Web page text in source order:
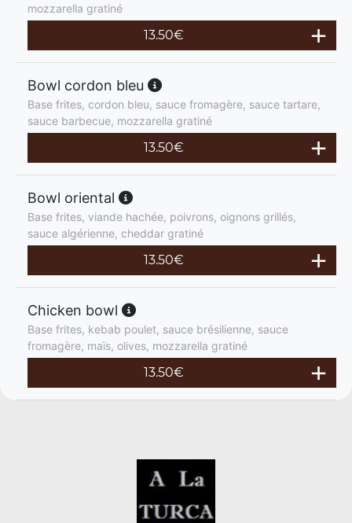
mozzarella gratiné
13.50€
Bowl cordon bleu
Base frites, cordon bleu, sauce fromagère, sauce tartare,
sauce barbecue, mozzarella gratiné
13.50€
Bowl oriental
Base frites, viande hachée, poivrons, oignons grillés,
sauce algérienne, cheddar gratiné
13.50€
Chicken bowl
Base frites, kebab poulet, sauce brésilienne, sauce
fromagère, maïs, olives, mozzarella gratiné
13.50€